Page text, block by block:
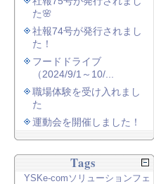
た🌸
社報74号が発行されまし
た！
フードドライブ
（2024/9/1～10/...
職場体験を受け入れまし
た
運動会を開催しました！
Tags
YSKe-comソリューションフェ